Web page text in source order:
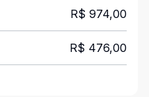
R$ 974,00
R$ 476,00